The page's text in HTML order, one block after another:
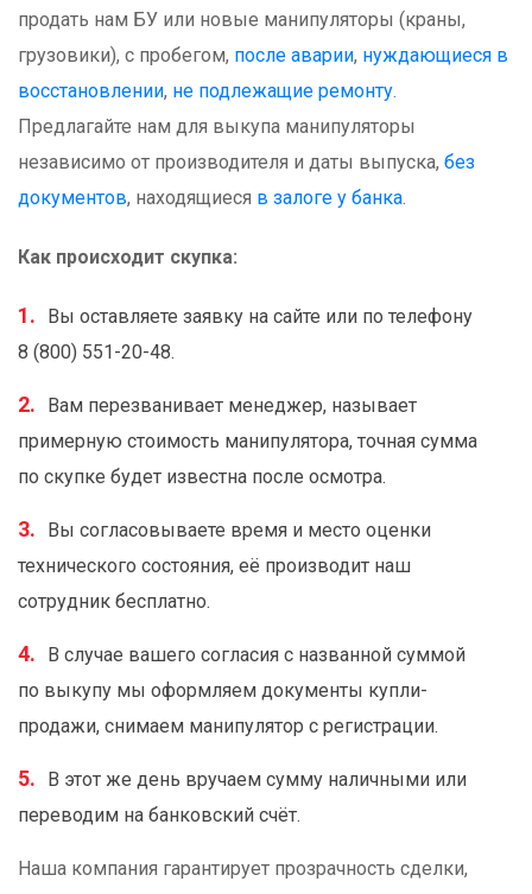
продать нам БУ или новые манипуляторы (краны,
грузовики), с пробегом, после аварии, нуждающиеся в
восстановлении, не подлежащие ремонту.
Предлагайте нам для выкупа манипуляторы
независимо от производителя и даты выпуска, без
документов, находящиеся в залоге у банка.
Как происходит скупка:
Вы оставляете заявку на сайте или по телефону
8 (800) 551-20-48.
Вам перезванивает менеджер, называет
примерную стоимость манипулятора, точная сумма
по скупке будет известна после осмотра.
Вы согласовываете время и место оценки
технического состояния, её производит наш
сотрудник бесплатно.
В случае вашего согласия с названной суммой
по выкупу мы оформляем документы купли-
продажи, снимаем манипулятор с регистрации.
В этот же день вручаем сумму наличными или
переводим на банковский счёт.
Наша компания гарантирует прозрачность сделки,